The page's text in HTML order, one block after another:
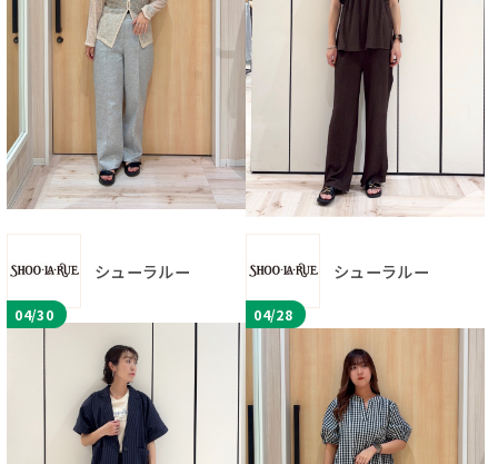
シューラルー シューラルー
04/30 04/28